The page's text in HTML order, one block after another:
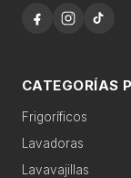
e
g
o
r
Ofertas
Búsquedas
lavadora 9kg
CATEGORÍAS
Frigoríficos
Lavadoras
Lavavajillas